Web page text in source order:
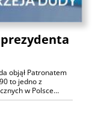
objął Patronatem
to jedno z
w Polsce…